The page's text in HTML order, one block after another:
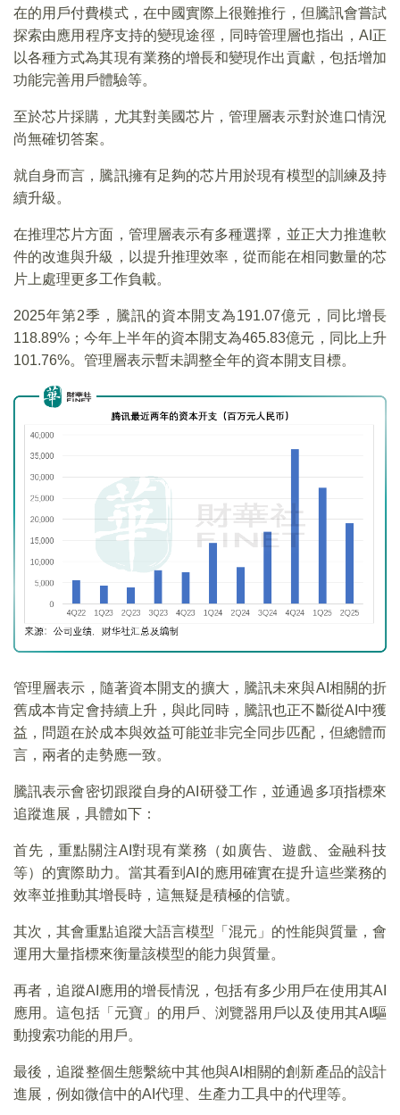
在的用戶付費模式，在中國實際上很難推行，但騰訊會嘗試
探索由應用程序支持的變現途徑，同時管理層也指出，AI正
以各種方式為其現有業務的增長和變現作出貢獻，包括增加
功能完善用戶體驗等。
至於芯片採購，尤其對美國芯片，管理層表示對於進口情況
尚無確切答案。
就自身而言，騰訊擁有足夠的芯片用於現有模型的訓練及持
續升級。
在推理芯片方面，管理層表示有多種選擇，並正大力推進軟
件的改進與升級，以提升推理效率，從而能在相同數量的芯
片上處理更多工作負載。
2025年第2季，騰訊的資本開支為191.07億元，同比增長
118.89%；今年上半年的資本開支為465.83億元，同比上升
101.76%。管理層表示暫未調整全年的資本開支目標。
管理層表示，隨著資本開支的擴大，騰訊未來與AI相關的折
舊成本肯定會持續上升，與此同時，騰訊也正不斷從AI中獲
益，問題在於成本與效益可能並非完全同步匹配，但總體而
言，兩者的走勢應一致。
騰訊表示會密切跟蹤自身的AI研發工作，並通過多項指標來
追蹤進展，具體如下：
首先，重點關注AI對現有業務（如廣告、遊戲、金融科技
等）的實際助力。當其看到AI的應用確實在提升這些業務的
效率並推動其增長時，這無疑是積極的信號。
其次，其會重點追蹤大語言模型「混元」的性能與質量，會
運用大量指標來衡量該模型的能力與質量。
再者，追蹤AI應用的增長情況，包括有多少用戶在使用其AI
應用。這包括「元寶」的用戶、浏覽器用戶以及使用其AI驅
動搜索功能的用戶。
最後，追蹤整個生態繫統中其他與AI相關的創新產品的設計
進展，例如微信中的AI代理、生產力工具中的代理等。